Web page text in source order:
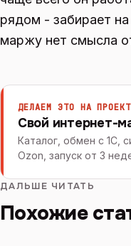
рядом - забирает
маржу нет смысла
ДЕЛАЕМ ЭТО НА
Свой интернет-
Каталог, обмен с 1С,
Ozon, запуск от 3
ДАЛЬШЕ ЧИТАТЬ
Похожие